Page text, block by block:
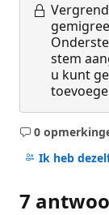
stem
u kunt
0
Geen
Ik heb
7